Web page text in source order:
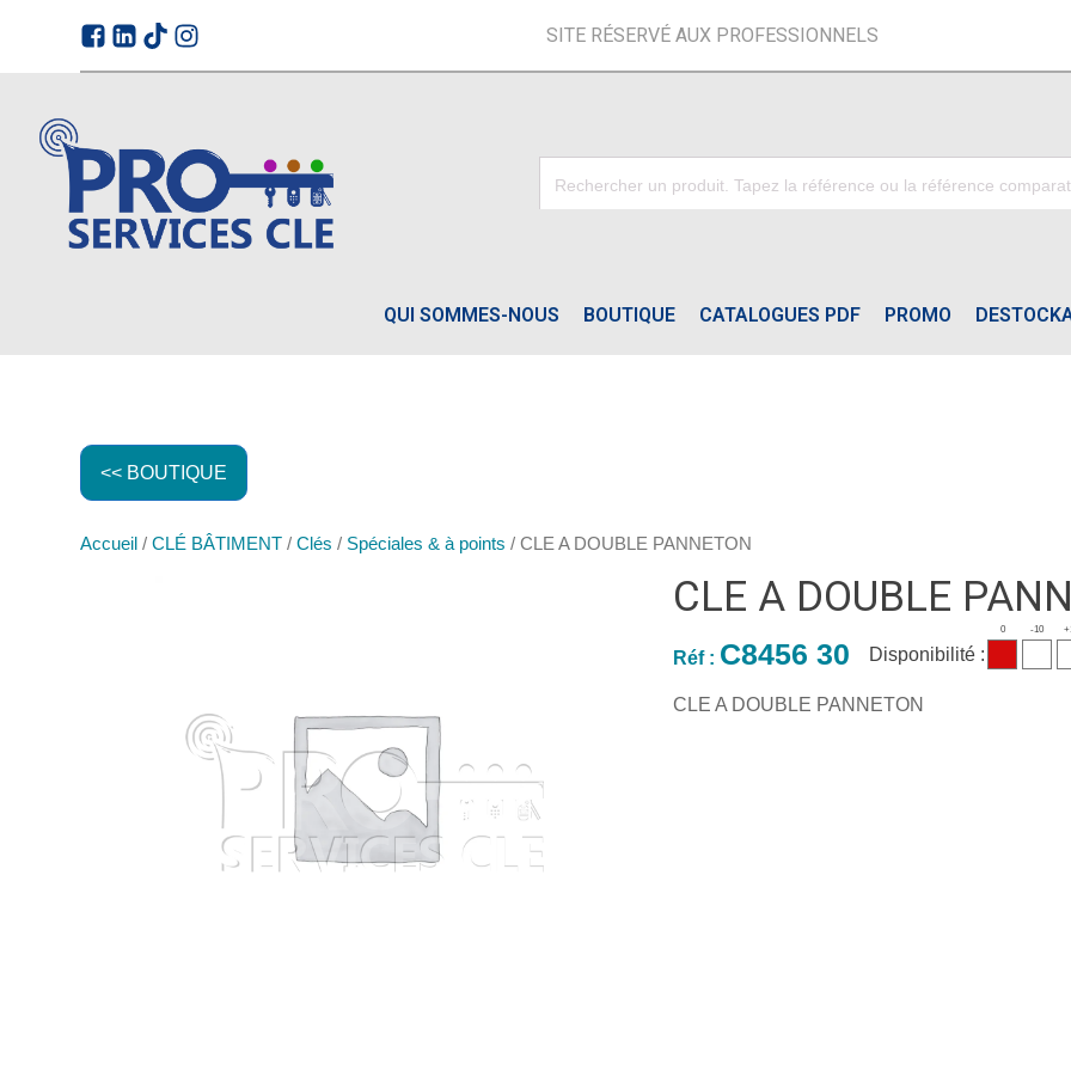
SITE RÉSERVÉ AUX PROFESSIONNELS
QUI SOMMES-NOUS BOUTIQUE CATALOGUES PDF PROMO
<< BOUTIQUE
Accueil /CLÉ BÂTIMENT /Clés / Spéciales & à points / CLE A DOUBLE PANNETON
CLE A DOUBLE
Réf : C8456 30 Disponibilité :
0 -10
CLE A DOUBLE PANNETON